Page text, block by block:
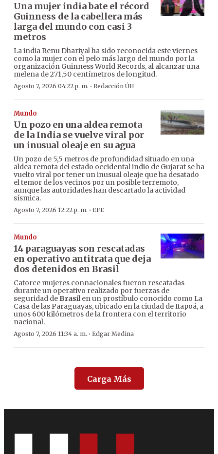
Una mujer india bate el récord
Guinness de la cabellera más
larga del mundo con casi 3
metros
La india Renu Dhariyal ha sido reconocida este viernes
como la mujer con el pelo más largo del mundo por la
organización Guinness World Records, al alcanzar una
melena de 271,50 centímetros de longitud.
Agosto 7, 2026 04:22 p. m. · Redacción ÚH
Mundo
Un pozo en una aldea remota
de la India se vuelve viral por
un inusual oleaje en su agua
Un pozo de 5,5 metros de profundidad situado en una
aldea remota del estado occidental indio de Gujarat se ha
vuelto viral por tener un inusual oleaje que ha desatado
el temor de los vecinos por un posible terremoto,
aunque las autoridades han descartado la actividad
sísmica.
Agosto 7, 2026 12:22 p. m. · EFE
Mundo
14 paraguayas son rescatadas
en operativo antitrata que deja
dos detenidos en Brasil
Catorce mujeres connacionales fueron rescatadas
durante un operativo realizado por fuerzas de
seguridad de Brasilen un prostíbulo conocido como La
Casa de las Paraguayas, ubicado en la ciudad de Itapoá, a
unos 600 kilómetros de la frontera con el territorio
nacional.
Agosto 7, 2026 11:34 a. m. · Edgar Medina
Carga Más